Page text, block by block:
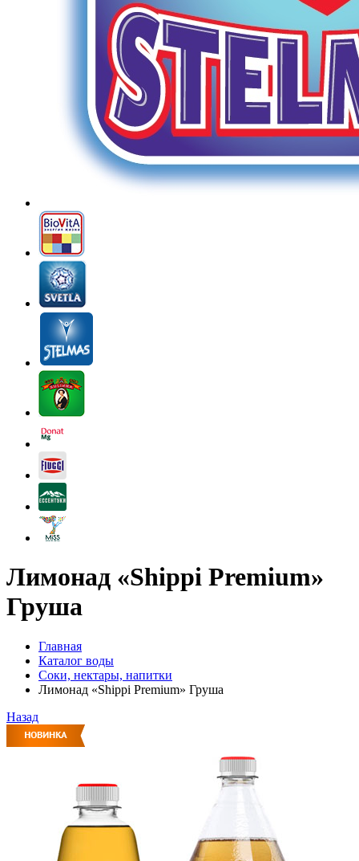
Лимонад «Shippi Premium»
Груша
Главная
Каталог воды
Соки, нектары, напитки
Лимонад «Shippi Premium» Груша
Назад